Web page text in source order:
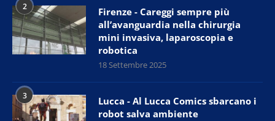
2
Firenze - Careggi sempre più
all’avanguardia nella chirurgia
mini invasiva, laparoscopia e
robotica
18 Settembre 2025
3
Lucca - Al Lucca Comics sbarcano i
robot salva ambiente